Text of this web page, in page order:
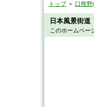
トップ＞ 口熊野
日本風景街
このホームペー